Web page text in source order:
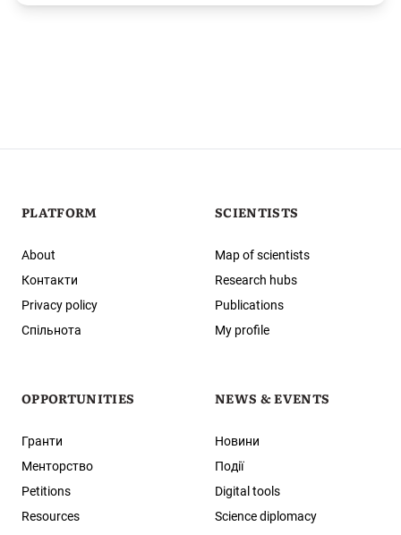
PLATFORM
About
Контакти
Privacy policy
Спільнота
SCIENTISTS
Map of scientists
Research hubs
Publications
My profile
OPPORTUNITIES
Гранти
Менторство
Petitions
Resources
NEWS & EVENTS
Новини
Події
Digital tools
Science diplomacy